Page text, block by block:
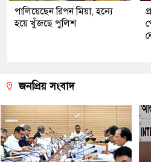
পালিয়েছেন রিপন মিয়া, হন্যে
হয়ে খুঁজছে পুলিশ
জনপ্রিয় সংবাদ